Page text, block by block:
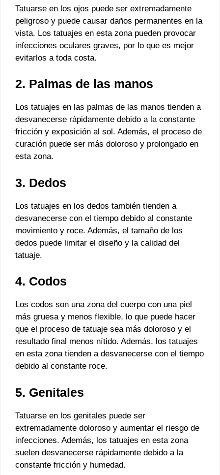
Tatuarse en los ojos puede ser extremadamente
peligroso y puede causar daños permanentes en la
vista. Los tatuajes en esta zona pueden provocar
infecciones oculares graves, por lo que es mejor
evitarlos a toda costa.
2. Palmas de las manos
Los tatuajes en las palmas de las manos tienden a
desvanecerse rápidamente debido a la constante
fricción y exposición al sol. Además, el proceso de
curación puede ser más doloroso y prolongado en
esta zona.
3. Dedos
Los tatuajes en los dedos también tienden a
desvanecerse con el tiempo debido al constante
movimiento y roce. Además, el tamaño de los
dedos puede limitar el diseño y la calidad del
tatuaje.
4. Codos
Los codos son una zona del cuerpo con una piel
más gruesa y menos flexible, lo que puede hacer
que el proceso de tatuaje sea más doloroso y el
resultado final menos nítido. Además, los tatuajes
en esta zona tienden a desvanecerse con el tiempo
debido al constante roce.
5. Genitales
Tatuarse en los genitales puede ser
extremadamente doloroso y aumentar el riesgo de
infecciones. Además, los tatuajes en esta zona
suelen desvanecerse rápidamente debido a la
constante fricción y humedad.